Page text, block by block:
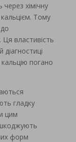
хімічну
Тому
властивість
діагностиці
погано
гладку
цим
форм